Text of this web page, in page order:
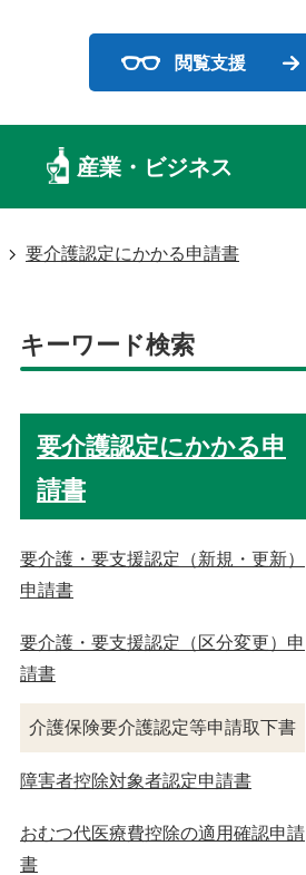
閲覧支援
産業・ビジネス
要介護認定にかかる申請書
キーワード検索
要介護認定にかかる申
請書
要介護・要支援認定（新規・更新）
申請書
要介護・要支援認定（区分変更）申
請書
介護保険要介護認定等申請取下書
障害者控除対象者認定申請書
おむつ代医療費控除の適用確認申請
書